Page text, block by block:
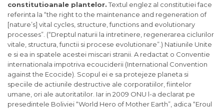
constitutioanale plantelor.Textul englez al constitutiei face
referinta la “the right to the maintenance and regeneration of
[nature’s] vital cycles, structure, functions and evolutionary
processes”. (“Dreptul naturii la intretinere, regenerarea ciclurilor
vitale, structura, functii si procese evolutionare”.) Natiunile Unite
e si ea in spatele acestei miscari stranii. A redactat o Conventie
internationala impotriva ecouciderii (International Convention
against the Ecocide). Scopul ei e sa protejeze planeta si
speciile de actiunile destructive ale corporatiilor, fiintelor
umane, ori ale autoritatilor. Iar in 2009 ONU l-a declarat pe
presedintele Boliviei “World Hero of Mother Earth”, adica “Eroul